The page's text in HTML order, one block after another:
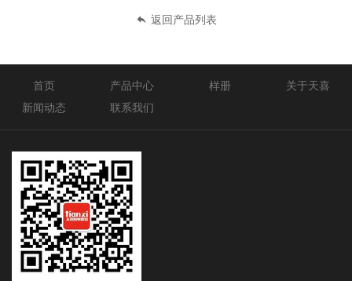
返回产品列表
首页 产品中心 样册
关于天喜
新闻动态
联系我们